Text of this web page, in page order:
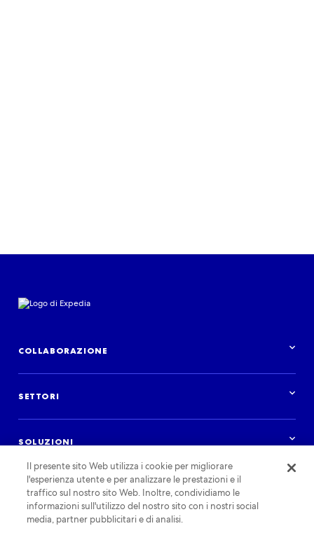
COLLABORAZIONE
SETTORI
Hotel
Brand e agenzie pubblicitarie
Compagnie aeree
Destinazioni
Agenzie di viaggi
Crociere
Società di autonoleggio
SOLUZIONI
Panoramica delle soluzioni
Distribuisci il tuo inventario
Crea la tua personale esperienza di viaggio
Servizi pubblicitari
RISORSE
Panoramica delle risorse
Studi e analisi
Il presente sito Web utilizza i cookie per migliorare
l'esperienza utente e per analizzare le prestazioni e il
traffico sul nostro sito Web. Inoltre, condividiamo le
informazioni sull'utilizzo del nostro sito con i nostri social
media, partner pubblicitari e di analisi.